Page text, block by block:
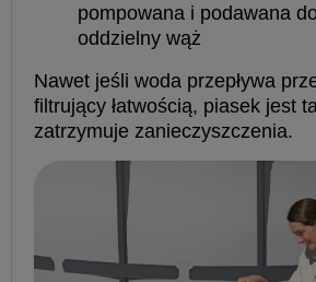
pompowana i podawana
oddzielny wąż
Nawet jeśli woda przepływa
filtrujący łatwością, piasek jest
zatrzymuje zanieczyszczenia.